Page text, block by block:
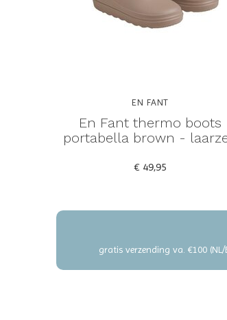
EN FANT
En Fant thermo boots
portabella brown -
€ 49,95
gratis verzending va. €100